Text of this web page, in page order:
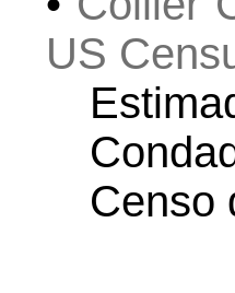
US
Censo